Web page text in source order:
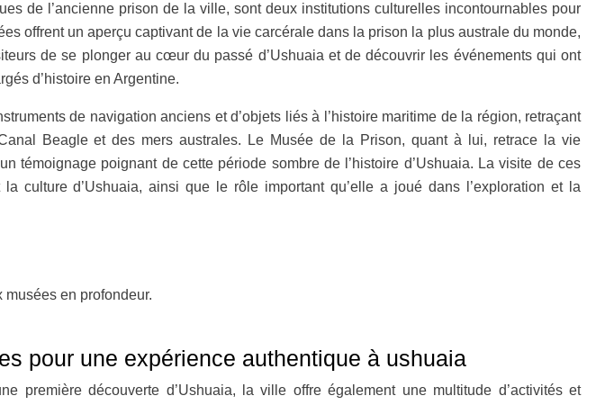
de l’ancienne prison de la ville, sont deux institutions culturelles incontournables pour
offrent un aperçu captivant de la vie carcérale dans la prison la plus australe du monde,
de se plonger au cœur du passé d’Ushuaia et de découvrir les événements qui ont
d’histoire en Argentine.
de navigation anciens et d’objets liés à l’histoire maritime de la région, retraçant
Beagle et des mers australes. Le Musée de la Prison, quant à lui, retrace la vie
témoignage poignant de cette période sombre de l’histoire d’Ushuaia. La visite de ces
culture d’Ushuaia, ainsi que le rôle important qu’elle a joué dans l’exploration et la
en profondeur.
pour une expérience authentique à ushuaia
première découverte d’Ushuaia, la ville offre également une multitude d’activités et